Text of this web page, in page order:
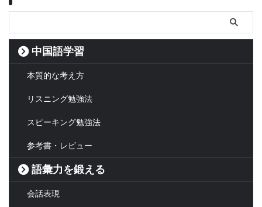
中国語学習
本質的な考え方
リスニング勉強法
スピーキング勉強法
参考書・レビュー
語彙力を鍛える
会話表現